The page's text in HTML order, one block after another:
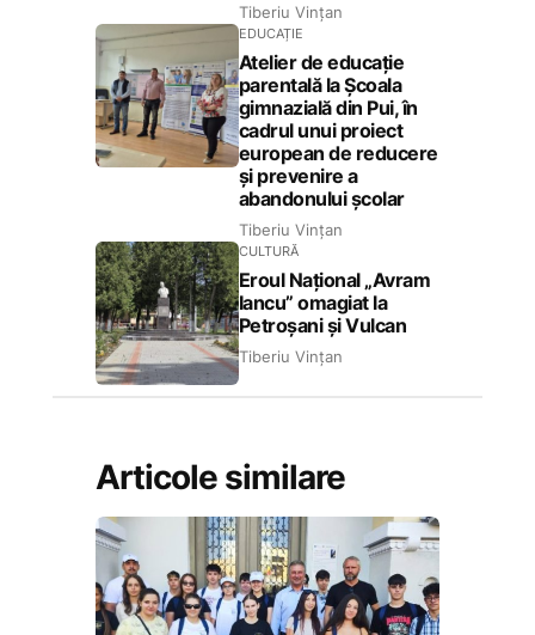
Tiberiu Vințan
EDUCAȚIE
Atelier de educație
parentală la Școala
gimnazială din Pui, în
cadrul unui proiect
european de reducere
și prevenire a
abandonului școlar
Tiberiu Vințan
CULTURĂ
Eroul Național „Avram
Iancu” omagiat la
Petroșani și Vulcan
Tiberiu Vințan
Articole similare